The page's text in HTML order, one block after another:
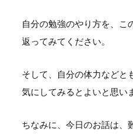
自分の勉強のやり方を、こ
返ってみてください。
そして、自分の体力などと
気にしてみるとよいと思い
ちなみに、今日のお話は、